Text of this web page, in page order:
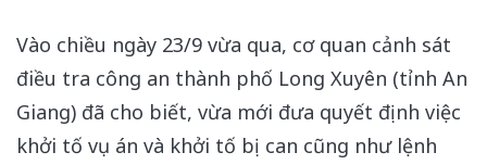
Vào chiều ngày 23/9 vừa qua, cơ quan cảnh sát
điều tra công an thành phố Long Xuyên (tỉnh An
Giang) đã cho biết, vừa mới đưa quyết định việc
khởi tố vụ án và khởi tố bị can cũng như lệnh